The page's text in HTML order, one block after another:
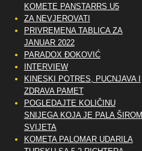
KOMETE PANSTARRS U5
ZA NEVJEROVATI
PRIVREMENA TABLICA ZA
JANUAR 2022
PARADOX ĐOKOVIĆ
INTERVIEW
KINESKI POTRES, PUCNJAVA I
ZDRAVA PAMET
POGLEDAJTE KOLIČINU
SNIJEGA KOJA JE PALA ŠIROM
SVIJETA
KOMETA PALOMAR UDARILA